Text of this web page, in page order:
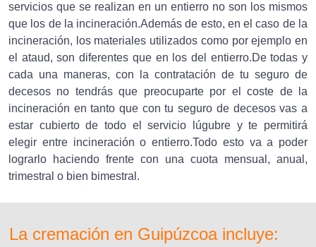
servicios que se realizan en un entierro no son los mismos
que los de la incineración.Además de esto, en el caso de la
incineración, los materiales utilizados como por ejemplo en
el ataud, son diferentes que en los del entierro.De todas y
cada una maneras, con la contratación de tu seguro de
decesos no tendrás que preocuparte por el coste de la
incineración en tanto que con tu seguro de decesos vas a
estar cubierto de todo el servicio lúgubre y te permitirá
elegir entre incineración o entierro.Todo esto va a poder
lograrlo haciendo frente con una cuota mensual, anual,
trimestral o bien bimestral.
La cremación en Guipúzcoa incluye: